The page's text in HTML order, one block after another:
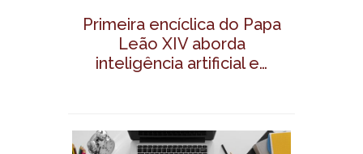
Primeira encíclica do Papa
Leão XIV aborda
inteligência artificial e…